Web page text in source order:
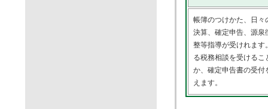
帳簿のつけかた、日々
決算、確定申告、源泉
整等指導が受けれます
る税務相談を受けるこ
か、確定申告書の受付
えます。